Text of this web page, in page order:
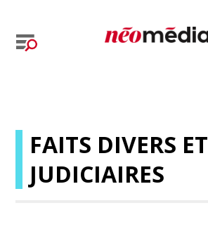
FAITS DIVERS ET
JUDICIAIRES